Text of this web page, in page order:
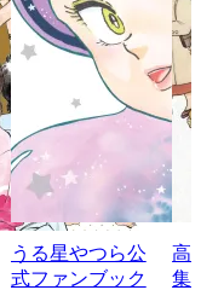
うる星やつら公
式ファンブック
高
集